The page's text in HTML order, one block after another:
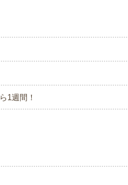
1週間！